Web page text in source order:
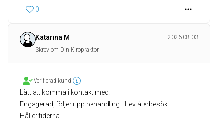
0
Katarina M
2026-08-03
Skrev om Din Kiropraktor
Verifierad kund
Lätt att komma i kontakt med.
Engagerad, följer upp behandling till ev återbesök.
Håller tiderna